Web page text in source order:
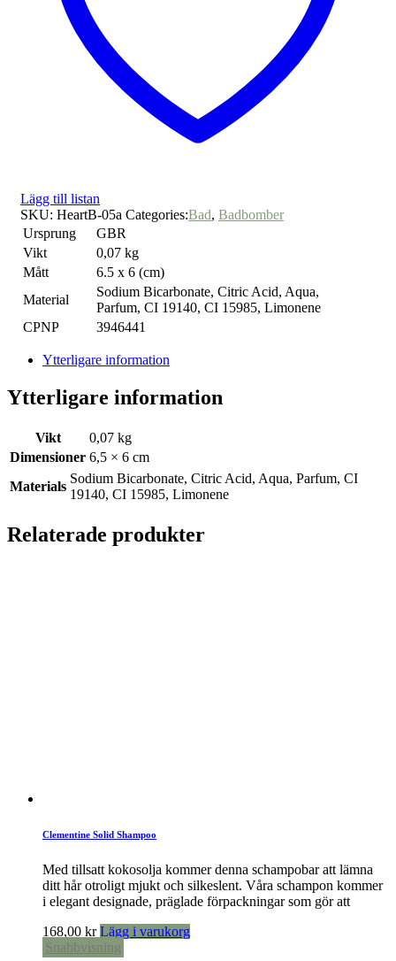
Lägg till listan
SKU: HeartB-05a Categories:Bad, Badbomber
Ursprung
GBR
Vikt
0,07 kg
Mått
6.5 x 6 (cm)
Material
Sodium Bicarbonate, Citric Acid, Aqua,
Parfum, CI 19140, CI 15985, Limonene
CPNP
3946441
Ytterligare information
Ytterligare information
Vikt
0,07 kg
Dimensioner 6,5 × 6 cm
Materials
Sodium Bicarbonate, Citric Acid, Aqua, Parfum, CI
19140, CI 15985, Limonene
Relaterade produkter
Clementine Solid Shampoo
Med tillsatt kokosolja kommer denna schampobar att lämna
ditt hår otroligt mjukt och silkeslent. Våra schampon kommer
i elegant designade, präglade förpackningar som gör att
168,00 kr Lägg i varukorg
Snabbvisning